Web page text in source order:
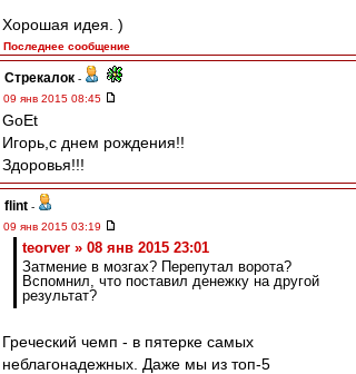
Хорошая идея. )
Последнее сообщение
Стрекалок -
09 янв 2015 08:45
GoEt
Игорь,с днем рождения!!
Здоровья!!!
flint -
09 янв 2015 03:19
teorver » 08 янв 2015 23:01
Затмение в мозгах? Перепутал ворота?
Вспомнил, что поставил денежку на другой
результат?
Греческий чемп - в пятерке самых
неблагонадежных. Даже мы из топ-5